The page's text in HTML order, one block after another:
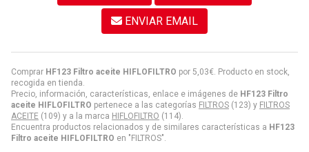
Comprar HF123 Filtro aceite HIFLOFILTRO por 5,03€ . Producto en stock,
recogida en tienda.
Precio, información, características, enlace e imágenes de HF123 Filtro
aceite HIFLOFILTRO pertenece a las categorías FILTROS (123) y FILTROS
ACEITE (109) y a la marca HIFLOFILTRO (114).
Encuentra productos relacionados y de similares características a HF123
Filtro aceite HIFLOFILTRO en "FILTROS".
ENVIAR EMAIL